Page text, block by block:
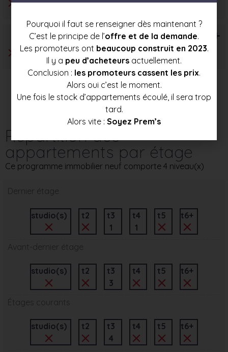
T6+
Répartition des
appartements par étage
Ce programme immobilier neuf comporte 4 niveau(x)
Dernier étage
studio(s) t2
t3
1
t4
1
t5 t6+
Avant-dernier étage
studio(s) t2
t3
3
t4 t5 t6+
Étages courants
studio(s) t2
t3
4
t4 t5 t6+
Pourquoi il faut se renseigner dès maintenant ?
C’est le principe de l’offre et de la demande.
Les promoteurs ont beaucoup construit en 2023.
Il y a peu d’acheteurs actuellement.
Conclusion : les promoteurs cassent les prix.
Alors oui c’est le moment.
Une fois le stock d’appartements écoulé, il sera trop
tard.
Alors vite : Soyez Prem’s